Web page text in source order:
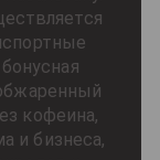
кофеина,
и бизнеса,